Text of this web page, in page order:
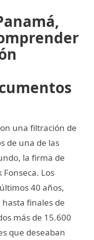
una filtración de
de una de las
la firma de
Los
40 años,
hasta finales de
más de 15.600
que deseaban